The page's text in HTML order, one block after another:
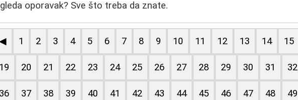
oporavak? Sve što treba da znate.
1 2 3 4 5 6 7 8 9 10 11 12 13 14 15
19 20 21 22 23 24 25 26 27 28 29 30 31 32
36 37 38 39 40 41 42 43 44 45 46 47 48 49